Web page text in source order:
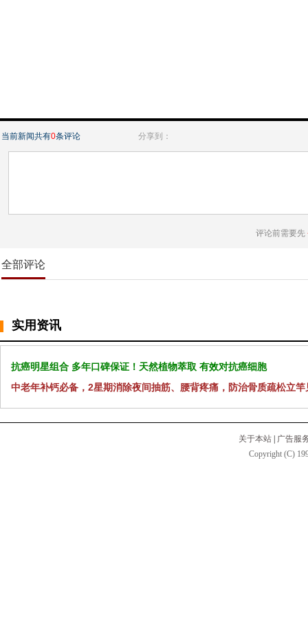
当前新闻共有0条评论 分享到：
评论前需要先
全部评论
实用资讯
抗癌明星组合 多年口碑保证！天然植物萃取 有效对抗癌细胞
中老年补钙必备，2星期消除夜间抽筋、腰背疼痛，防治骨质疏松立竿
关于本站
广告服
Copyright (C)